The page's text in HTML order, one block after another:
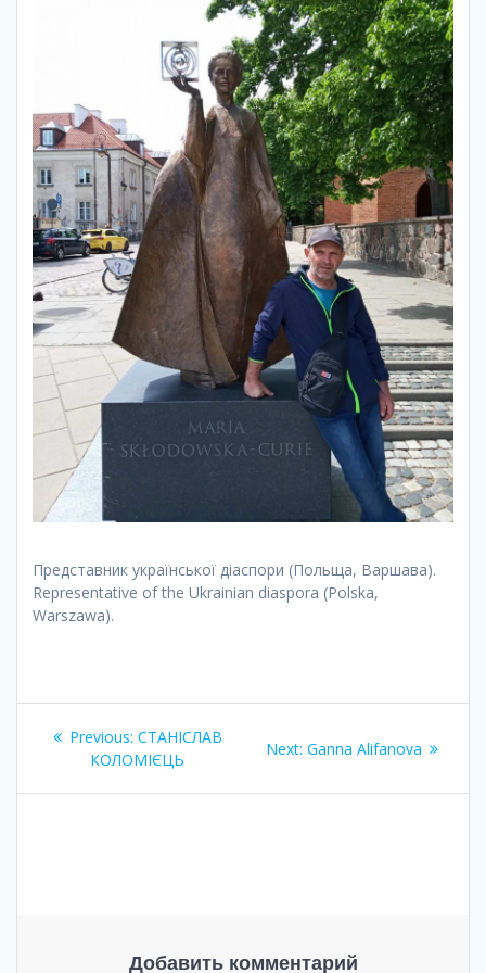
Представник української діаспори (Польща, Варшава).
Representative of the Ukrainian diaspora (Polska,
Warszawa).
Навигация
Previous: Previous
post:
СТАНІСЛАВ
КОЛОМІЄЦЬ
Next: Next
Ganna Alifanova
Добавить комментарий